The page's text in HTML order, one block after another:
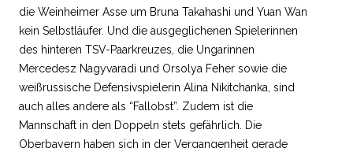
die Weinheimer Asse um Bruna Takahashi und Yuan Wan
kein Selbstläufer. Und die ausgeglichenen Spielerinnen
des hinteren TSV-Paarkreuzes, die Ungarinnen
Mercedesz Nagyvaradi und Orsolya Feher sowie die
weißrussische Defensivspielerin Alina Nikitchanka, sind
auch alles andere als “Fallobst”. Zudem ist die
Mannschaft in den Doppeln stets gefährlich. Die
Oberbayern haben sich in der Vergangenheit gerade